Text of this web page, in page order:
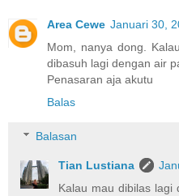
Area Cewe Januari 30,
Mom, nanya dong.
dibasuh lagi dengan air
Penasaran aja akutu
Balas
Balasan
Tian Lustiana
Kalau mau dibilas lagi